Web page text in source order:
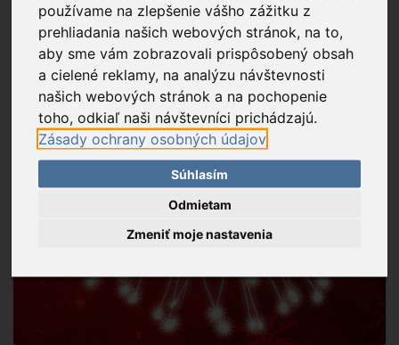
používame na zlepšenie vášho zážitku z
prehliadania našich webových stránok, na to,
aby sme vám zobrazovali prispôsobený obsah
a cielené reklamy, na analýzu návštevnosti
našich webových stránok a na pochopenie
toho, odkiaľ naši návštevníci prichádzajú.
Zásady ochrany osobných údajov
Súhlasím
Odmietam
Zmeniť moje nastavenia